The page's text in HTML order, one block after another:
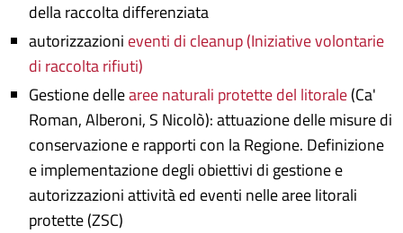
della raccolta differenziata
autorizzazioni eventi di cleanup (Iniziative volontarie
di raccolta rifiuti)
Gestione dellearee naturali protette del litorale(Ca'
Roman, Alberoni, S Nicolò): attuazione delle misure di
conservazione e rapporti con la Regione. Definizione
e implementazione degli obiettivi di gestione e
autorizzazioni attività ed eventi nelle aree litorali
protette (ZSC)